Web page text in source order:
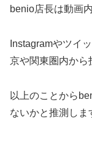
benio店長は動画
Instagramやツイ
京や関東圏内から
以上のことから
ないかと推測しま